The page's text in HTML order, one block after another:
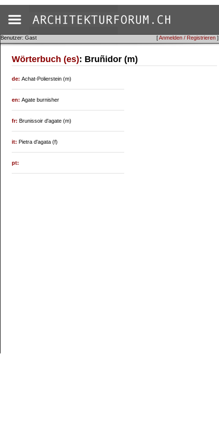
[Anmelden / Registrieren ]
Benutzer: Gast
Wörterbuch (es): Bruñidor (m)
de:Achat-Polierstein (m)
en:Agate burnisher
fr:Brunissoir d'agate (m)
it:Pietra d'agata (f)
pt: